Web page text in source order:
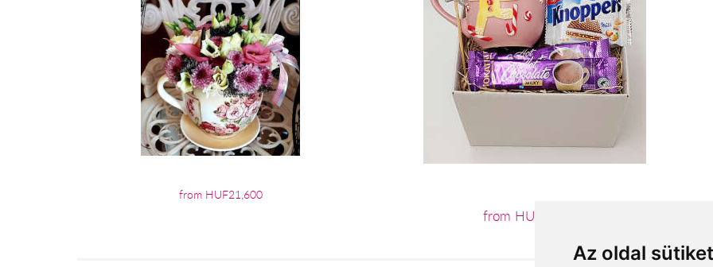
Az oldal
from HUF21,600
from HUF11,760